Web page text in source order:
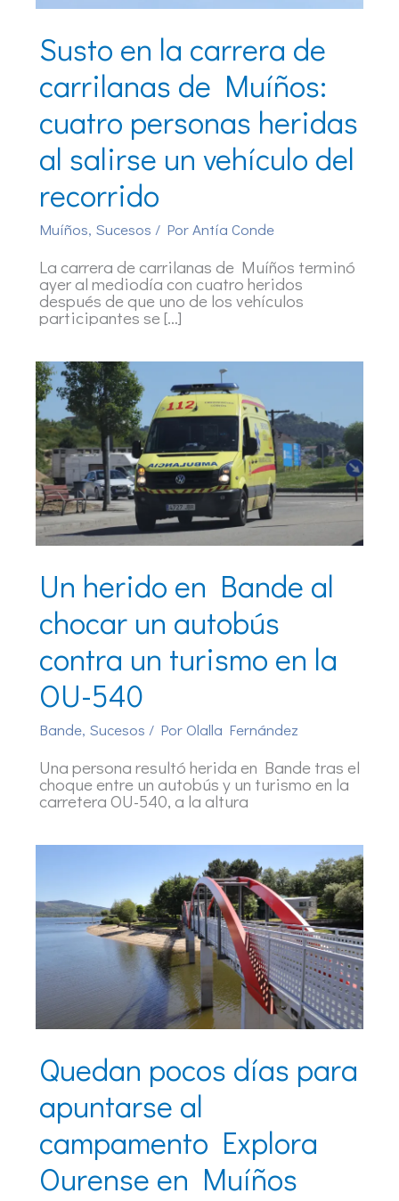
Susto en la carrera de
carrilanas de Muíños:
cuatro personas heridas
al salirse un vehículo del
recorrido
Muíños, Sucesos / PorAntía Conde
La carrera de carrilanas de Muíños terminó
ayer al mediodía con cuatro heridos
después de que uno de los vehículos
participantes se […]
Un herido en Bande al
chocar un autobús
contra un turismo en la
OU-540
Bande, Sucesos / PorOlalla Fernández
Una persona resultó herida en Bande tras el
choque entre un autobús y un turismo en la
carretera OU-540, a la altura
Quedan pocos días para
apuntarse al
campamento Explora
Ourense en Muíños